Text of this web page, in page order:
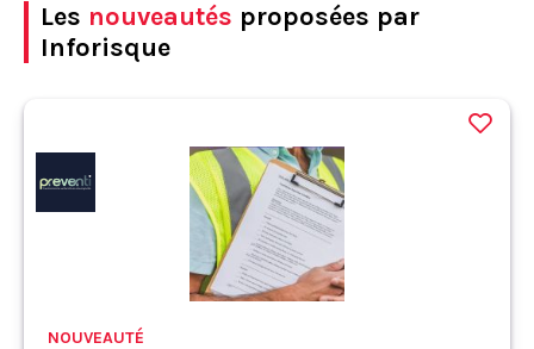
Les nouveautés proposées par
Inforisque
NOUVEAUTÉ